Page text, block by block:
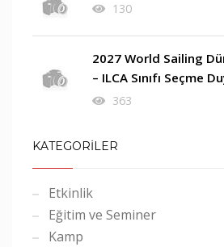
130
2027 World Sailing
– ILCA Sınıfı Seçme
363
KATEGORİLER
Etkinlik
Eğitim ve Seminer
Kamp